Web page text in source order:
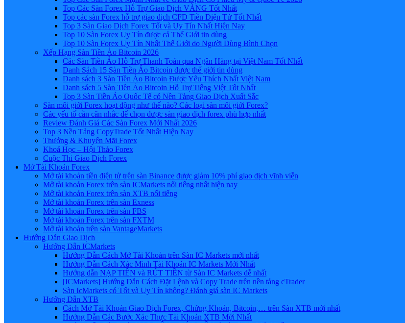
Top Các Sàn Forex Hỗ Trợ Giao Dịch VÀNG Tốt Nhất
Top các sàn Forex hỗ trợ giao dịch CFD Tiền Điện Tử Tốt Nhất
Top 3 Sàn Giao Dịch Forex Tốt và Uy Tín Nhất Hiện Nay
Top 10 Sàn Forex Uy Tín được cả Thế Giới tin dùng
Top 10 Sàn Forex Uy Tín Nhất Thế Giới do Người Dùng Bình Chọn
Xếp Hạng Sàn Tiền Ảo Bitcoin 2026
Các Sàn Tiền Ảo Hỗ Trợ Thanh Toán qua Ngân Hàng tại Việt Nam Tốt Nhất
Danh Sách 15 Sàn Tiền Ảo Bitcoin được thế giới tin dùng
Danh sách 3 Sàn Tiền Ảo Bitcoin Được Yêu Thích Nhất Việt Nam
Danh sách 5 Sàn Tiền Ảo Bitcoin Hỗ Trợ Tiếng Việt Tốt Nhất
Top 3 Sàn Tiền Ảo Quốc Tế có Nền Tảng Giao Dịch Xuất Sắc
Sàn môi giới Forex hoạt động như thế nào? Các loại sàn môi giới Forex?
Các yếu tố cần cân nhắc để chọn được sàn giao dịch forex phù hợp nhất
Review Đánh Giá Các Sàn Forex Mới Nhất 2026
Top 3 Nền Tảng CopyTrade Tốt Nhất Hiện Nay
Thưởng & Khuyến Mãi Forex
Khoá Học – Hội Thảo Forex
Cuộc Thi Giao Dịch Forex
Mở Tài Khoản Forex
Mở tài khoản tiền điện tử trên sàn Binance được giảm 10% phí giao dịch vĩnh viễn
Mở tài khoản Forex trên sàn ICMarkets nổi tiếng nhất hiện nay
Mở tài khoản Forex trên sàn XTB nổi tiếng
Mở tài khoản Forex trên sàn Exness
Mở tài khoản Forex trên sàn FBS
Mở tài khoản Forex trên sàn FXTM
Mở tài khoản trên sàn VantageMarkets
Hướng Dẫn Giao Dịch
Hướng Dẫn ICMarkets
Hướng Dẫn Cách Mở Tài Khoản trên Sàn IC Markets mới nhất
Hướng Dẫn Cách Xác Minh Tài Khoản IC Markets Mới Nhất
Hướng dẫn NẠP TIỀN và RÚT TIỀN từ Sàn IC Markets dễ nhất
[ICMarkets] Hướng Dẫn Cách Đặt Lệnh và Copy Trade trên nền tảng cTrader
Sàn IcMarkets có Tốt và Uy Tín không? Đánh giá sàn IC Markets
Hướng Dẫn XTB
Cách Mở Tài Khoản Giao Dịch Forex, Chứng Khoán, Bitcoin,… trên Sàn XTB mới nhất
Hướng Dẫn Các Bước Xác Thực Tài Khoản XTB Mới Nhất